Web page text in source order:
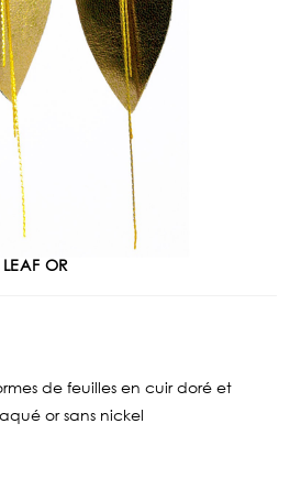
LEAF OR
de feuilles en cuir doré et
or sans nickel